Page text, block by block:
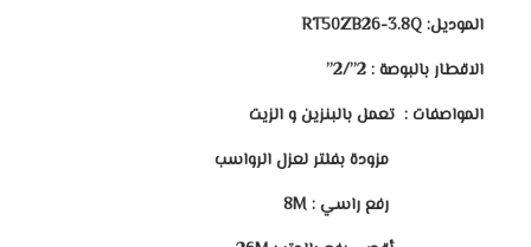
الموديل:RT50ZB26-3.8Q
الاقطار بالبوصة :2”/2”
المواصفات : تعمل بالبنزين و الزيت
مزودة بفلتر لعزل الرواسب
رفع راسي :8M